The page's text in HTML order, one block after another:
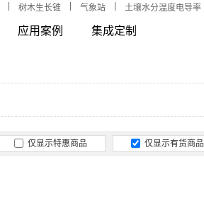
树木生长锥 气象站 土壤水分温度电导率
应用案例 集成定制
仅显示特惠商品 仅显示有货商品